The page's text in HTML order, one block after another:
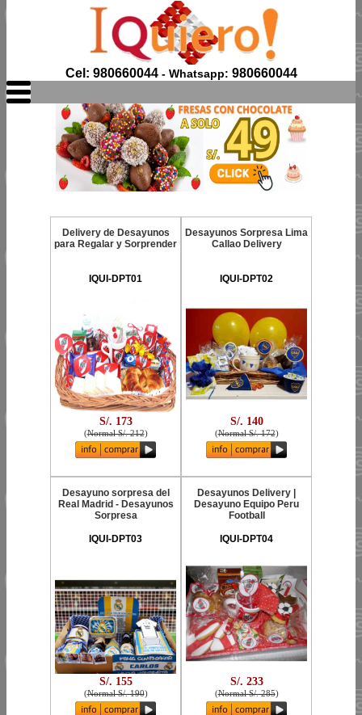
Cel: 980660044- Whatsapp: 980660044
Delivery de Desayunos
para Regalar y Sorprender
IQUI-DPT01
S/. 173
(Normal S/. 212)
Desayunos Sorpresa Lima
Callao Delivery
IQUI-DPT02
S/. 140
(Normal S/. 172)
Desayuno sorpresa del
Real Madrid - Desayunos
Sorpresa
IQUI-DPT03
S/. 155
(Normal S/. 190)
Desayunos Delivery |
Desayuno Equipo Peru
Football
IQUI-DPT04
S/. 233
(Normal S/. 285)